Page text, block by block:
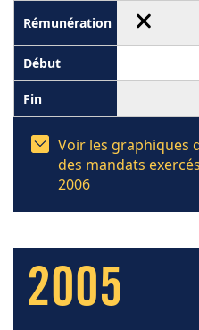
Voir les graphiques
des mandats
2006
2005